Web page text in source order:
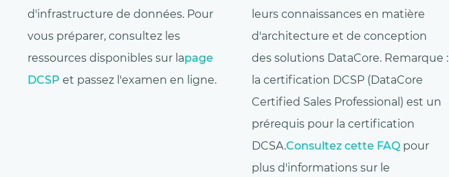
d'infrastructure de données. Pour
vous préparer, consultez les
ressources disponibles sur lapage
DCSP et passez l'examen en ligne.
leurs connaissances en matière
d'architecture et de conception
des solutions DataCore. Remarque :
la certification DCSP (DataCore
Certified Sales Professional) est un
prérequis pour la certification
DCSA.Consultez cette FAQ pour
plus d'informations sur le